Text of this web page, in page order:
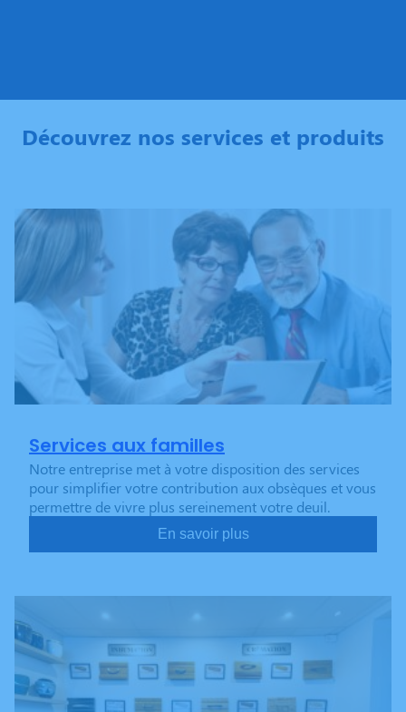
Découvrez nos services et produits
Services aux familles
Notre entreprise met à votre disposition des services
pour simplifier votre contribution aux obsèques et vous
permettre de vivre plus sereinement votre deuil.
En savoir plus